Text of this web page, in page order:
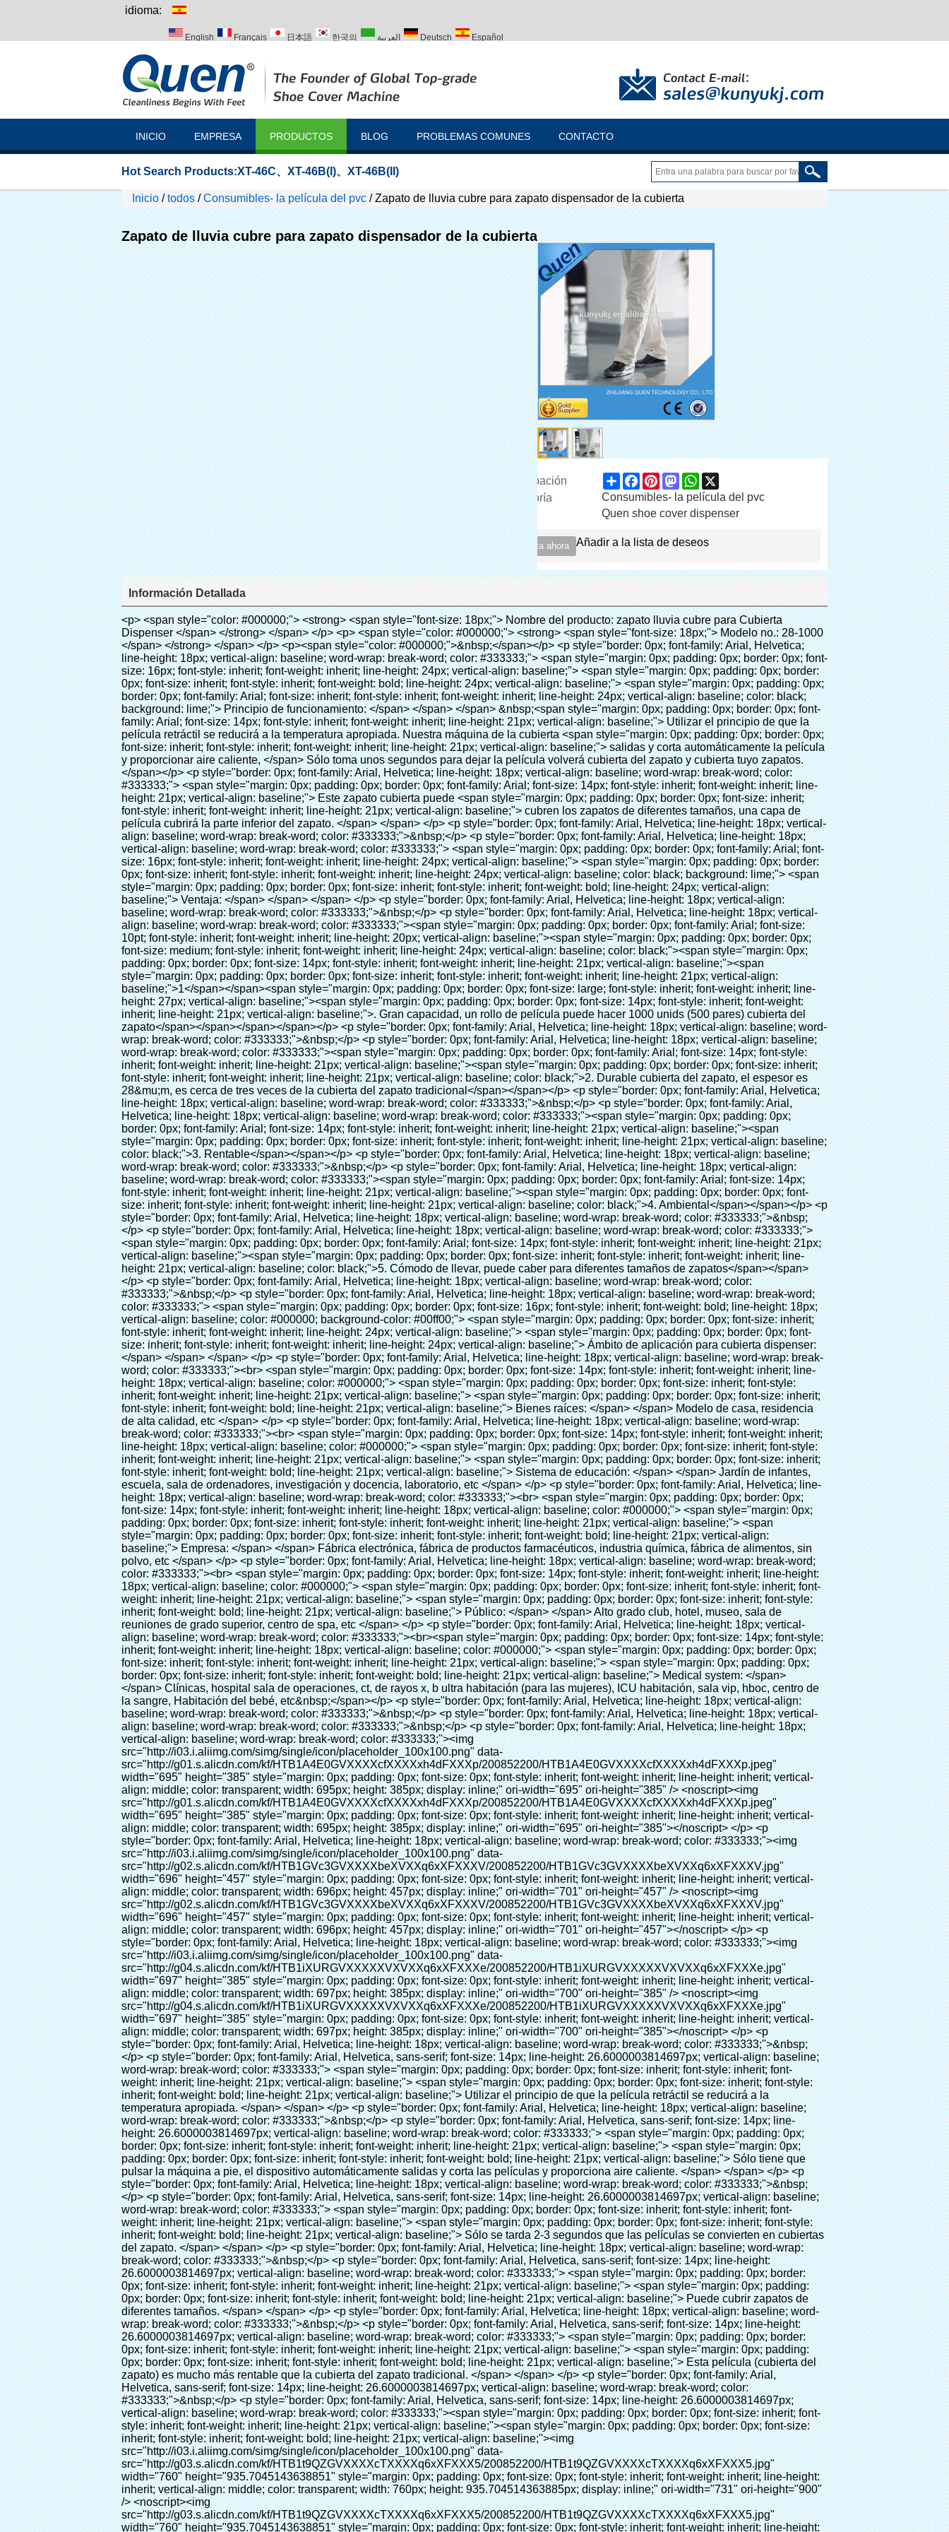
idioma:
English Français 日本語 한국의 العربية Deutsch Español
INICIO EMPRESA PRODUCTOS BLOG PROBLEMAS COMUNES CONTACTO
Hot Search Products:XT-46C、 XT-46B(I)、 XT-46B(II)
Inicio /todos /Consumibles- la película del pvc /Zapato de lluvia cubre para zapato dispensador de la cubierta
Zapato de lluvia cubre para zapato dispensador de la cubierta
participación ShareFacebook
PinterestMastodonWhatsApp
Categoría
Consumibles- la película del pvc
Marca
Quen shoe cover dispenser
Conecta ahora Añadir a la lista de deseos
Información Detallada
<p> <span style="color: #000000;"> <strong> <span style="font-size: 18px;"> Nombre del producto: zapato lluvia cubre para Cubierta Dispenser </span> </strong> </span> </p> <p> <span style="color: #000000;"> <strong> <span style="font-size: 18px;"> Modelo no.: 28-1000 </span> </strong> </span> </p> <p><span style="color: #000000;">&nbsp;</span></p> <p style="border: 0px; font-family: Arial, Helvetica; line-height: 18px; vertical-align: baseline; word-wrap: break-word; color: #333333;"> <span style="margin: 0px; padding: 0px; border: 0px; font-size: 16px; font-style: inherit; font-weight: inherit; line-height: 24px; vertical-align: baseline;"> <span style="margin: 0px; padding: 0px; border: 0px; font-size: inherit; font-style: inherit; font-weight: bold; line-height: 24px; vertical-align: baseline;"> <span style="margin: 0px; padding: 0px; border: 0px; font-family: Arial; font-size: inherit; font-style: inherit; font-weight: inherit; line-height: 24px; vertical-align: baseline; color: black; background: lime;"> Principio de funcionamiento: </span> </span> </span> &nbsp;<span style="margin: 0px; padding: 0px; border: 0px; font-family: Arial; font-size: 14px; font-style: inherit; font-weight: inherit; line-height: 21px; vertical-align: baseline;"> Utilizar el principio de que la película retráctil se reducirá a la temperatura apropiada. Nuestra máquina de la cubierta <span style="margin: 0px; padding: 0px; border: 0px; font-size: inherit; font-style: inherit; font-weight: inherit; line-height: 21px; vertical-align: baseline;"> salidas y corta automáticamente la película y proporcionar aire caliente, </span> Sólo toma unos segundos para dejar la película volverá cubierta del zapato y cubierta tuyo zapatos. </span></p> <p style="border: 0px; font-family: Arial, Helvetica; line-height: 18px; vertical-align: baseline; word-wrap: break-word; color: #333333;"> <span style="margin: 0px; padding: 0px; border: 0px; font-family: Arial; font-size: 14px; font-style: inherit; font-weight: inherit; line-height: 21px; vertical-align: baseline;"> Este zapato cubierta puede <span style="margin: 0px; padding: 0px; border: 0px; font-size: inherit; font-style: inherit; font-weight: inherit; line-height: 21px; vertical-align: baseline;"> cubren los zapatos de diferentes tamaños, una capa de película cubrirá la parte inferior del zapato. </span> </span> </p> <p style="border: 0px; font-family: Arial, Helvetica; line-height: 18px; vertical-align: baseline; word-wrap: break-word; color: #333333;">&nbsp;</p> <p style="border: 0px; font-family: Arial, Helvetica; line-height: 18px; vertical-align: baseline; word-wrap: break-word; color: #333333;"> <span style="margin: 0px; padding: 0px; border: 0px; font-family: Arial; font-size: 16px; font-style: inherit; font-weight: inherit; line-height: 24px; vertical-align: baseline;"> <span style="margin: 0px; padding: 0px; border: 0px; font-size: inherit; font-style: inherit; font-weight: inherit; line-height: 24px; vertical-align: baseline; color: black; background: lime;"> <span style="margin: 0px; padding: 0px; border: 0px; font-size: inherit; font-style: inherit; font-weight: bold; line-height: 24px; vertical-align: baseline;"> Ventaja: </span> </span> </span> </p> <p style="border: 0px; font-family: Arial, Helvetica; line-height: 18px; vertical-align: baseline; word-wrap: break-word; color: #333333;">&nbsp;</p> <p style="border: 0px; font-family: Arial, Helvetica; line-height: 18px; vertical-align: baseline; word-wrap: break-word; color: #333333;"><span style="margin: 0px; padding: 0px; border: 0px; font-family: Arial; font-size: 10pt; font-style: inherit; font-weight: inherit; line-height: 20px; vertical-align: baseline;"><span style="margin: 0px; padding: 0px; border: 0px; font-size: medium; font-style: inherit; font-weight: inherit; line-height: 24px; vertical-align: baseline; color: black;"><span style="margin: 0px; padding: 0px; border: 0px; font-size: 14px; font-style: inherit; font-weight: inherit; line-height: 21px; vertical-align: baseline;"><span style="margin: 0px; padding: 0px; border: 0px; font-size: inherit; font-style: inherit; font-weight: inherit; line-height: 21px; vertical-align: baseline;">1</span></span><span style="margin: 0px; padding: 0px; border: 0px; font-size: large; font-style: inherit; font-weight: inherit; line-height: 27px; vertical-align: baseline;"><span style="margin: 0px; padding: 0px; border: 0px; font-size: 14px; font-style: inherit; font-weight: inherit; line-height: 21px; vertical-align: baseline;">. Gran capacidad, un rollo de película puede hacer 1000 unids (500 pares) cubierta del zapato</span></span></span></span></p> <p style="border: 0px; font-family: Arial, Helvetica; line-height: 18px; vertical-align: baseline; word-wrap: break-word; color: #333333;">&nbsp;</p> <p style="border: 0px; font-family: Arial, Helvetica; line-height: 18px; vertical-align: baseline; word-wrap: break-word; color: #333333;"><span style="margin: 0px; padding: 0px; border: 0px; font-family: Arial; font-size: 14px; font-style: inherit; font-weight: inherit; line-height: 21px; vertical-align: baseline;"><span style="margin: 0px; padding: 0px; border: 0px; font-size: inherit; font-style: inherit; font-weight: inherit; line-height: 21px; vertical-align: baseline; color: black;">2. Durable cubierta del zapato, el espesor es 28&mu;m, es cerca de tres veces de la cubierta del zapato tradicional</span></span></p> <p style="border: 0px; font-family: Arial, Helvetica; line-height: 18px; vertical-align: baseline; word-wrap: break-word; color: #333333;">&nbsp;</p> <p style="border: 0px; font-family: Arial, Helvetica; line-height: 18px; vertical-align: baseline; word-wrap: break-word; color: #333333;"><span style="margin: 0px; padding: 0px; border: 0px; font-family: Arial; font-size: 14px; font-style: inherit; font-weight: inherit; line-height: 21px; vertical-align: baseline;"><span style="margin: 0px; padding: 0px; border: 0px; font-size: inherit; font-style: inherit; font-weight: inherit; line-height: 21px; vertical-align: baseline; color: black;">3. Rentable</span></span></p> <p style="border: 0px; font-family: Arial, Helvetica; line-height: 18px; vertical-align: baseline; word-wrap: break-word; color: #333333;">&nbsp;</p> <p style="border: 0px; font-family: Arial, Helvetica; line-height: 18px; vertical-align: baseline; word-wrap: break-word; color: #333333;"><span style="margin: 0px; padding: 0px; border: 0px; font-family: Arial; font-size: 14px; font-style: inherit; font-weight: inherit; line-height: 21px; vertical-align: baseline;"><span style="margin: 0px; padding: 0px; border: 0px; font-size: inherit; font-style: inherit; font-weight: inherit; line-height: 21px; vertical-align: baseline; color: black;">4. Ambiental</span></span></p> <p style="border: 0px; font-family: Arial, Helvetica; line-height: 18px; vertical-align: baseline; word-wrap: break-word; color: #333333;">&nbsp;</p> <p style="border: 0px; font-family: Arial, Helvetica; line-height: 18px; vertical-align: baseline; word-wrap: break-word; color: #333333;"><span style="margin: 0px; padding: 0px; border: 0px; font-family: Arial; font-size: 14px; font-style: inherit; font-weight: inherit; line-height: 21px; vertical-align: baseline;"><span style="margin: 0px; padding: 0px; border: 0px; font-size: inherit; font-style: inherit; font-weight: inherit; line-height: 21px; vertical-align: baseline; color: black;">5. Cómodo de llevar, puede caber para diferentes tamaños de zapatos</span></span></p> <p style="border: 0px; font-family: Arial, Helvetica; line-height: 18px; vertical-align: baseline; word-wrap: break-word; color: #333333;">&nbsp;</p> <p style="border: 0px; font-family: Arial, Helvetica; line-height: 18px; vertical-align: baseline; word-wrap: break-word; color: #333333;"> <span style="margin: 0px; padding: 0px; border: 0px; font-size: 16px; font-style: inherit; font-weight: bold; line-height: 18px; vertical-align: baseline; color: #000000; background-color: #00ff00;"> <span style="margin: 0px; padding: 0px; border: 0px; font-size: inherit; font-style: inherit; font-weight: inherit; line-height: 24px; vertical-align: baseline;"> <span style="margin: 0px; padding: 0px; border: 0px; font-size: inherit; font-style: inherit; font-weight: inherit; line-height: 24px; vertical-align: baseline;"> Ámbito de aplicación para cubierta dispenser: </span> </span> </span> </p> <p style="border: 0px; font-family: Arial, Helvetica; line-height: 18px; vertical-align: baseline; word-wrap: break-word; color: #333333;"><br> <span style="margin: 0px; padding: 0px; border: 0px; font-size: 14px; font-style: inherit; font-weight: inherit; line-height: 18px; vertical-align: baseline; color: #000000;"> <span style="margin: 0px; padding: 0px; border: 0px; font-size: inherit; font-style: inherit; font-weight: inherit; line-height: 21px; vertical-align: baseline;"> <span style="margin: 0px; padding: 0px; border: 0px; font-size: inherit; font-style: inherit; font-weight: bold; line-height: 21px; vertical-align: baseline;"> Bienes raíces: </span> </span> Modelo de casa, residencia de alta calidad, etc </span> </p> <p style="border: 0px; font-family: Arial, Helvetica; line-height: 18px; vertical-align: baseline; word-wrap: break-word; color: #333333;"><br> <span style="margin: 0px; padding: 0px; border: 0px; font-size: 14px; font-style: inherit; font-weight: inherit; line-height: 18px; vertical-align: baseline; color: #000000;"> <span style="margin: 0px; padding: 0px; border: 0px; font-size: inherit; font-style: inherit; font-weight: inherit; line-height: 21px; vertical-align: baseline;"> <span style="margin: 0px; padding: 0px; border: 0px; font-size: inherit; font-style: inherit; font-weight: bold; line-height: 21px; vertical-align: baseline;"> Sistema de educación: </span> </span> Jardín de